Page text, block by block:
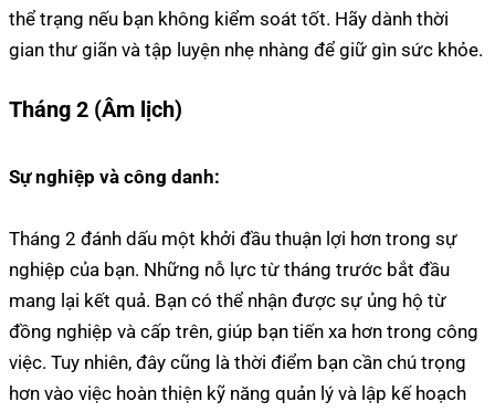
thể trạng nếu bạn không kiểm soát tốt. Hãy dành thời
gian thư giãn và tập luyện nhẹ nhàng để giữ gìn sức khỏe.
Tháng 2 (Âm lịch)
Sự nghiệp và công danh:
Tháng 2 đánh dấu một khởi đầu thuận lợi hơn trong sự
nghiệp của bạn. Những nỗ lực từ tháng trước bắt đầu
mang lại kết quả. Bạn có thể nhận được sự ủng hộ từ
đồng nghiệp và cấp trên, giúp bạn tiến xa hơn trong công
việc. Tuy nhiên, đây cũng là thời điểm bạn cần chú trọng
hơn vào việc hoàn thiện kỹ năng quản lý và lập kế hoạch